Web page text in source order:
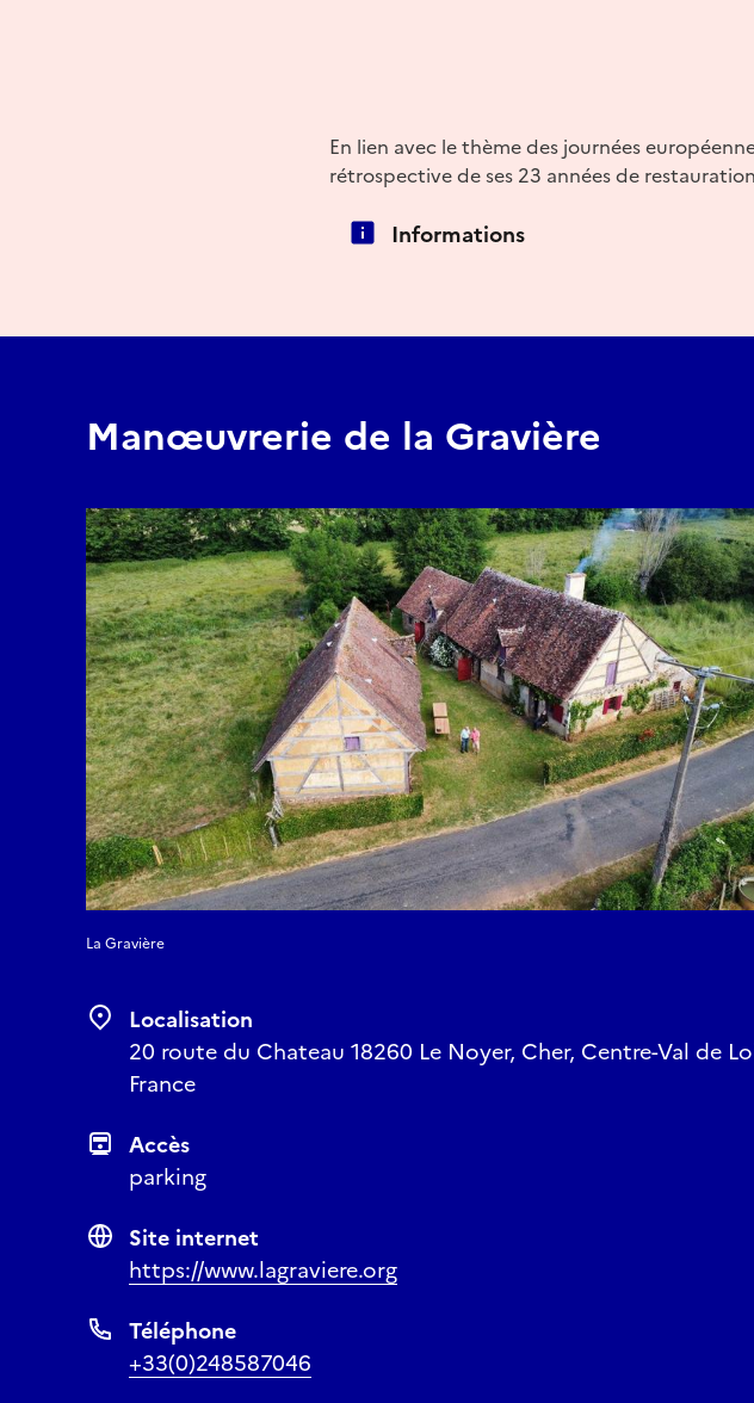
En lien avec le thème des journées
rétrospective de ses 23 années de
Informations
Manœuvrerie de la Gravière
La Gravière
Localisation
20 route du Chateau 18260 Le Noyer, Cher, Centre-Val de
France
Accès
parking
Site internet
https://www.lagraviere.org
Téléphone
+33(0)248587046